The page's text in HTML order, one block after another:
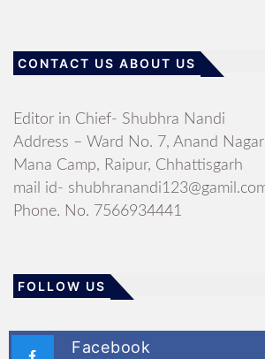
CONTACT US ABOUT US
Editor in Chief- Shubhra Nandi
Address – Ward No. 7, Anand Nagar
Mana Camp, Raipur, Chhattisgarh
mail id-
Phone. No. 7566934441
FOLLOW US
Facebook